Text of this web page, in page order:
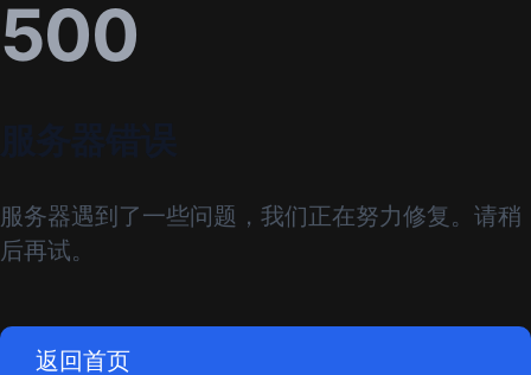
500
服务器遇到了一些问题，我们正在努力修复。请稍
后再试。
返回首页